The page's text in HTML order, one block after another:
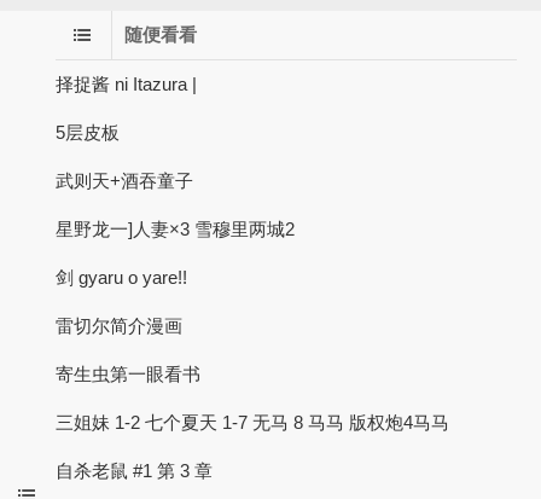
随便看看
择捉酱 ni Itazura |
5层皮板
武则天+酒吞童子
星野龙一]人妻×3 雪穆里两城2
剑 gyaru o yare!!
雷切尔简介漫画
寄生虫第一眼看书
三姐妹 1-2 七个夏天 1-7 无马 8 马马 版权炮4马马
自杀老鼠 #1 第 3 章